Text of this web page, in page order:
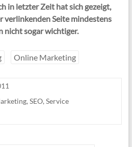
in letzter Zeit hat sich gezeigt,
verlinkenden Seite mindestens
nicht sogar wichtiger.
Online Marketing
, SEO, Service